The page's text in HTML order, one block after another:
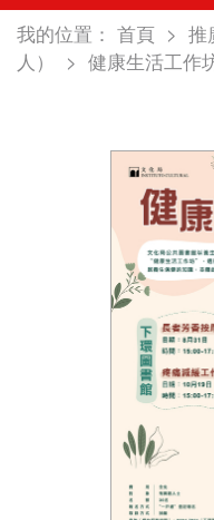
我的位置： 首頁 > 推
人）
> 健康生活工作